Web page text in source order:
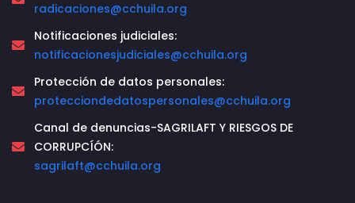
radicaciones@cchuila.org
Notificaciones judiciales:
notificacionesjudiciales@cchuila.org
Protección de datos personales:
protecciondedatospersonales@cchuila.org
Canal de denuncias-SAGRILAFT Y RIESGOS DE
CORRUPCÍÓN:
sagrilaft@cchuila.org